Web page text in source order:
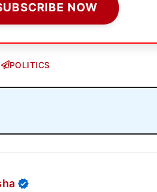
NOW
POLITICS